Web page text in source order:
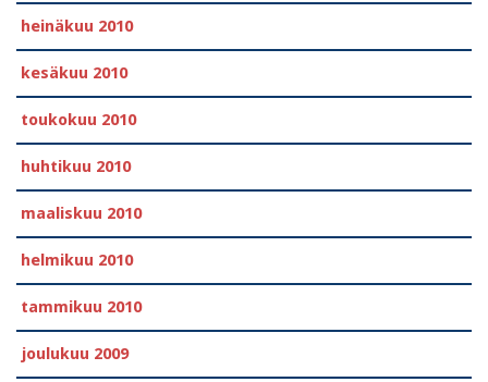
heinäkuu 2010
kesäkuu 2010
toukokuu 2010
huhtikuu 2010
maaliskuu 2010
helmikuu 2010
tammikuu 2010
joulukuu 2009